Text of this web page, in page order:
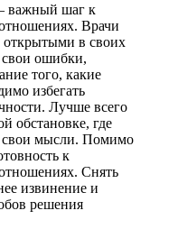
важный шаг к
Врачи
в своих
ошибки,
того, какие
избегать
Лучше всего
обстановке, где
свои мысли. Помимо
к
Снять
извинение и
решения